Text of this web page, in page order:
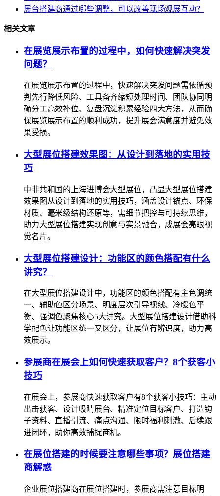
展台搭建商通过哪些调整，可以改善现场观展互动？
相关文章
在展览展示布置的过程中，如何快速解决突发
问题？
在展览展示布置的过程中，快速解决突发问题需依循预
判先行降低风险、工具备齐缩短处理时间、团队协同明
确分工高效补位、复盘沉淀积累经验四大方法，从而确
保展览展示布置的顺利成功，提升展会满意度并避免效
果受损。
大型展位搭建效果图：从设计到落地的实用技
巧
中非共和国的上海进博会大型展位，凸显大型展位搭建
效果图从设计到落地的实用技巧，涵盖设计锚点、环保
材质、毫米级结构还原等，需细节把控与可持续思维，
助力大型展位搭建实现创意与实景融合，成展会亮眼视
觉名片。
大型展位搭建设计：功能区的颜色搭配有什么
讲究？
在大型展位搭建设计中，功能区的颜色搭配有主色调统
一、辅助色区分场景、明度层次引导视线、冷暖色平
衡、强调色聚焦核心5大讲究。大型展位搭建设计借助科
学配色让功能区统一又区分，让展位有辨识度，助力高
效展示。
参展商在展会上如何快速获取客户？8个获客小
技巧
在展会上，参展商快速获取客户有8个获客小技巧：主动
出击获客、设计吸睛展台、精准定位目标客户、打造钩
子资料、直播引流、痛点沟通、限时福利刺激、后续跟
进闭环，助你高效捕捉商机。
在展位搭建的时候要注意哪些事项？展位搭建
商解惑
企业展位搭建商在展位搭建时，参展商需注意目标明